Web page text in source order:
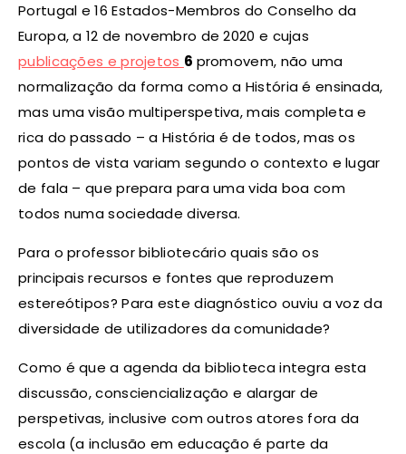
Portugal e 16 Estados-Membros do Conselho da
Europa, a 12 de novembro de 2020 e cujas
publicações e projetos 6 promovem, não uma
normalização da forma como a História é ensinada,
mas uma visão multiperspetiva, mais completa e
rica do passado – a História é de todos, mas os
pontos de vista variam segundo o contexto e lugar
de fala – que prepara para uma vida boa com
todos numa sociedade diversa.
Para o professor bibliotecário quais são os
principais recursos e fontes que reproduzem
estereótipos? Para este diagnóstico ouviu a voz da
diversidade de utilizadores da comunidade?
Como é que a agenda da biblioteca integra esta
discussão, consciencialização e alargar de
perspetivas, inclusive com outros atores fora da
escola (a inclusão em educação é parte da